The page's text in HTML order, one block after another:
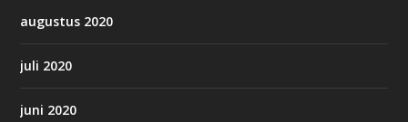
augustus 2020
juli 2020
juni 2020